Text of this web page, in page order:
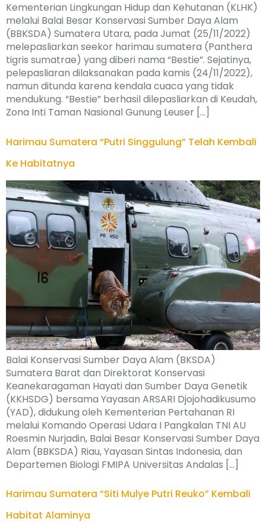
Kementerian Lingkungan Hidup dan Kehutanan (KLHK)
melalui Balai Besar Konservasi Sumber Daya Alam
(BBKSDA) Sumatera Utara, pada Jumat (25/11/2022)
melepasliarkan seekor harimau sumatera (Panthera
tigris sumatrae) yang diberi nama “Bestie”. Sejatinya,
pelepasliaran dilaksanakan pada kamis (24/11/2022),
namun ditunda karena kendala cuaca yang tidak
mendukung. “Bestie” berhasil dilepasliarkan di Keudah,
Zona Inti Taman Nasional Gunung Leuser […]
Harimau Sumatera “Putri Singgulung” Telah Kembali
Ke Habitatnya
Balai Konservasi Sumber Daya Alam (BKSDA)
Sumatera Barat dan Direktorat Konservasi
Keanekaragaman Hayati dan Sumber Daya Genetik
(KKHSDG) bersama Yayasan ARSARI Djojohadikusumo
(YAD), didukung oleh Kementerian Pertahanan RI
melalui Komando Operasi Udara I Pangkalan TNI AU
Roesmin Nurjadin, Balai Besar Konservasi Sumber Daya
Alam (BBKSDA) Riau, Yayasan Sintas Indonesia, dan
Departemen Biologi FMIPA Universitas Andalas […]
Harimau Sumatera “Siti Mulye Putri Reuko” Kembali
Habitat Alaminya